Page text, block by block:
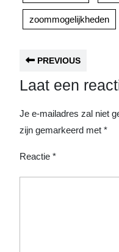
zoommogelijkheden
PREVIOUS
Laat een
Je e-mailadres zal niet
zijn gemarkeerd met *
Reactie *